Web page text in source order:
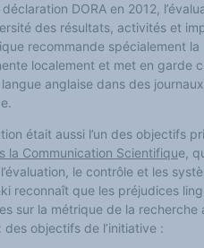
DORA en 2012,
des résultats, activités et
recommande spécialement la
localement et met en garde
anglaise dans des
était aussi l’un des objectifs
la Communication Scientifique,
le contrôle et les
reconnaît que les préjudices
sur la métrique de la recherche
objectifs de l’initiative :